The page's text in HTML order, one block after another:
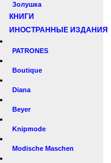
Золушка
КНИГИ
ИНОСТРАННЫЕ ИЗДАНИЯ
PATRONES
Boutique
Diana
Beyer
Knipmode
Modische Maschen